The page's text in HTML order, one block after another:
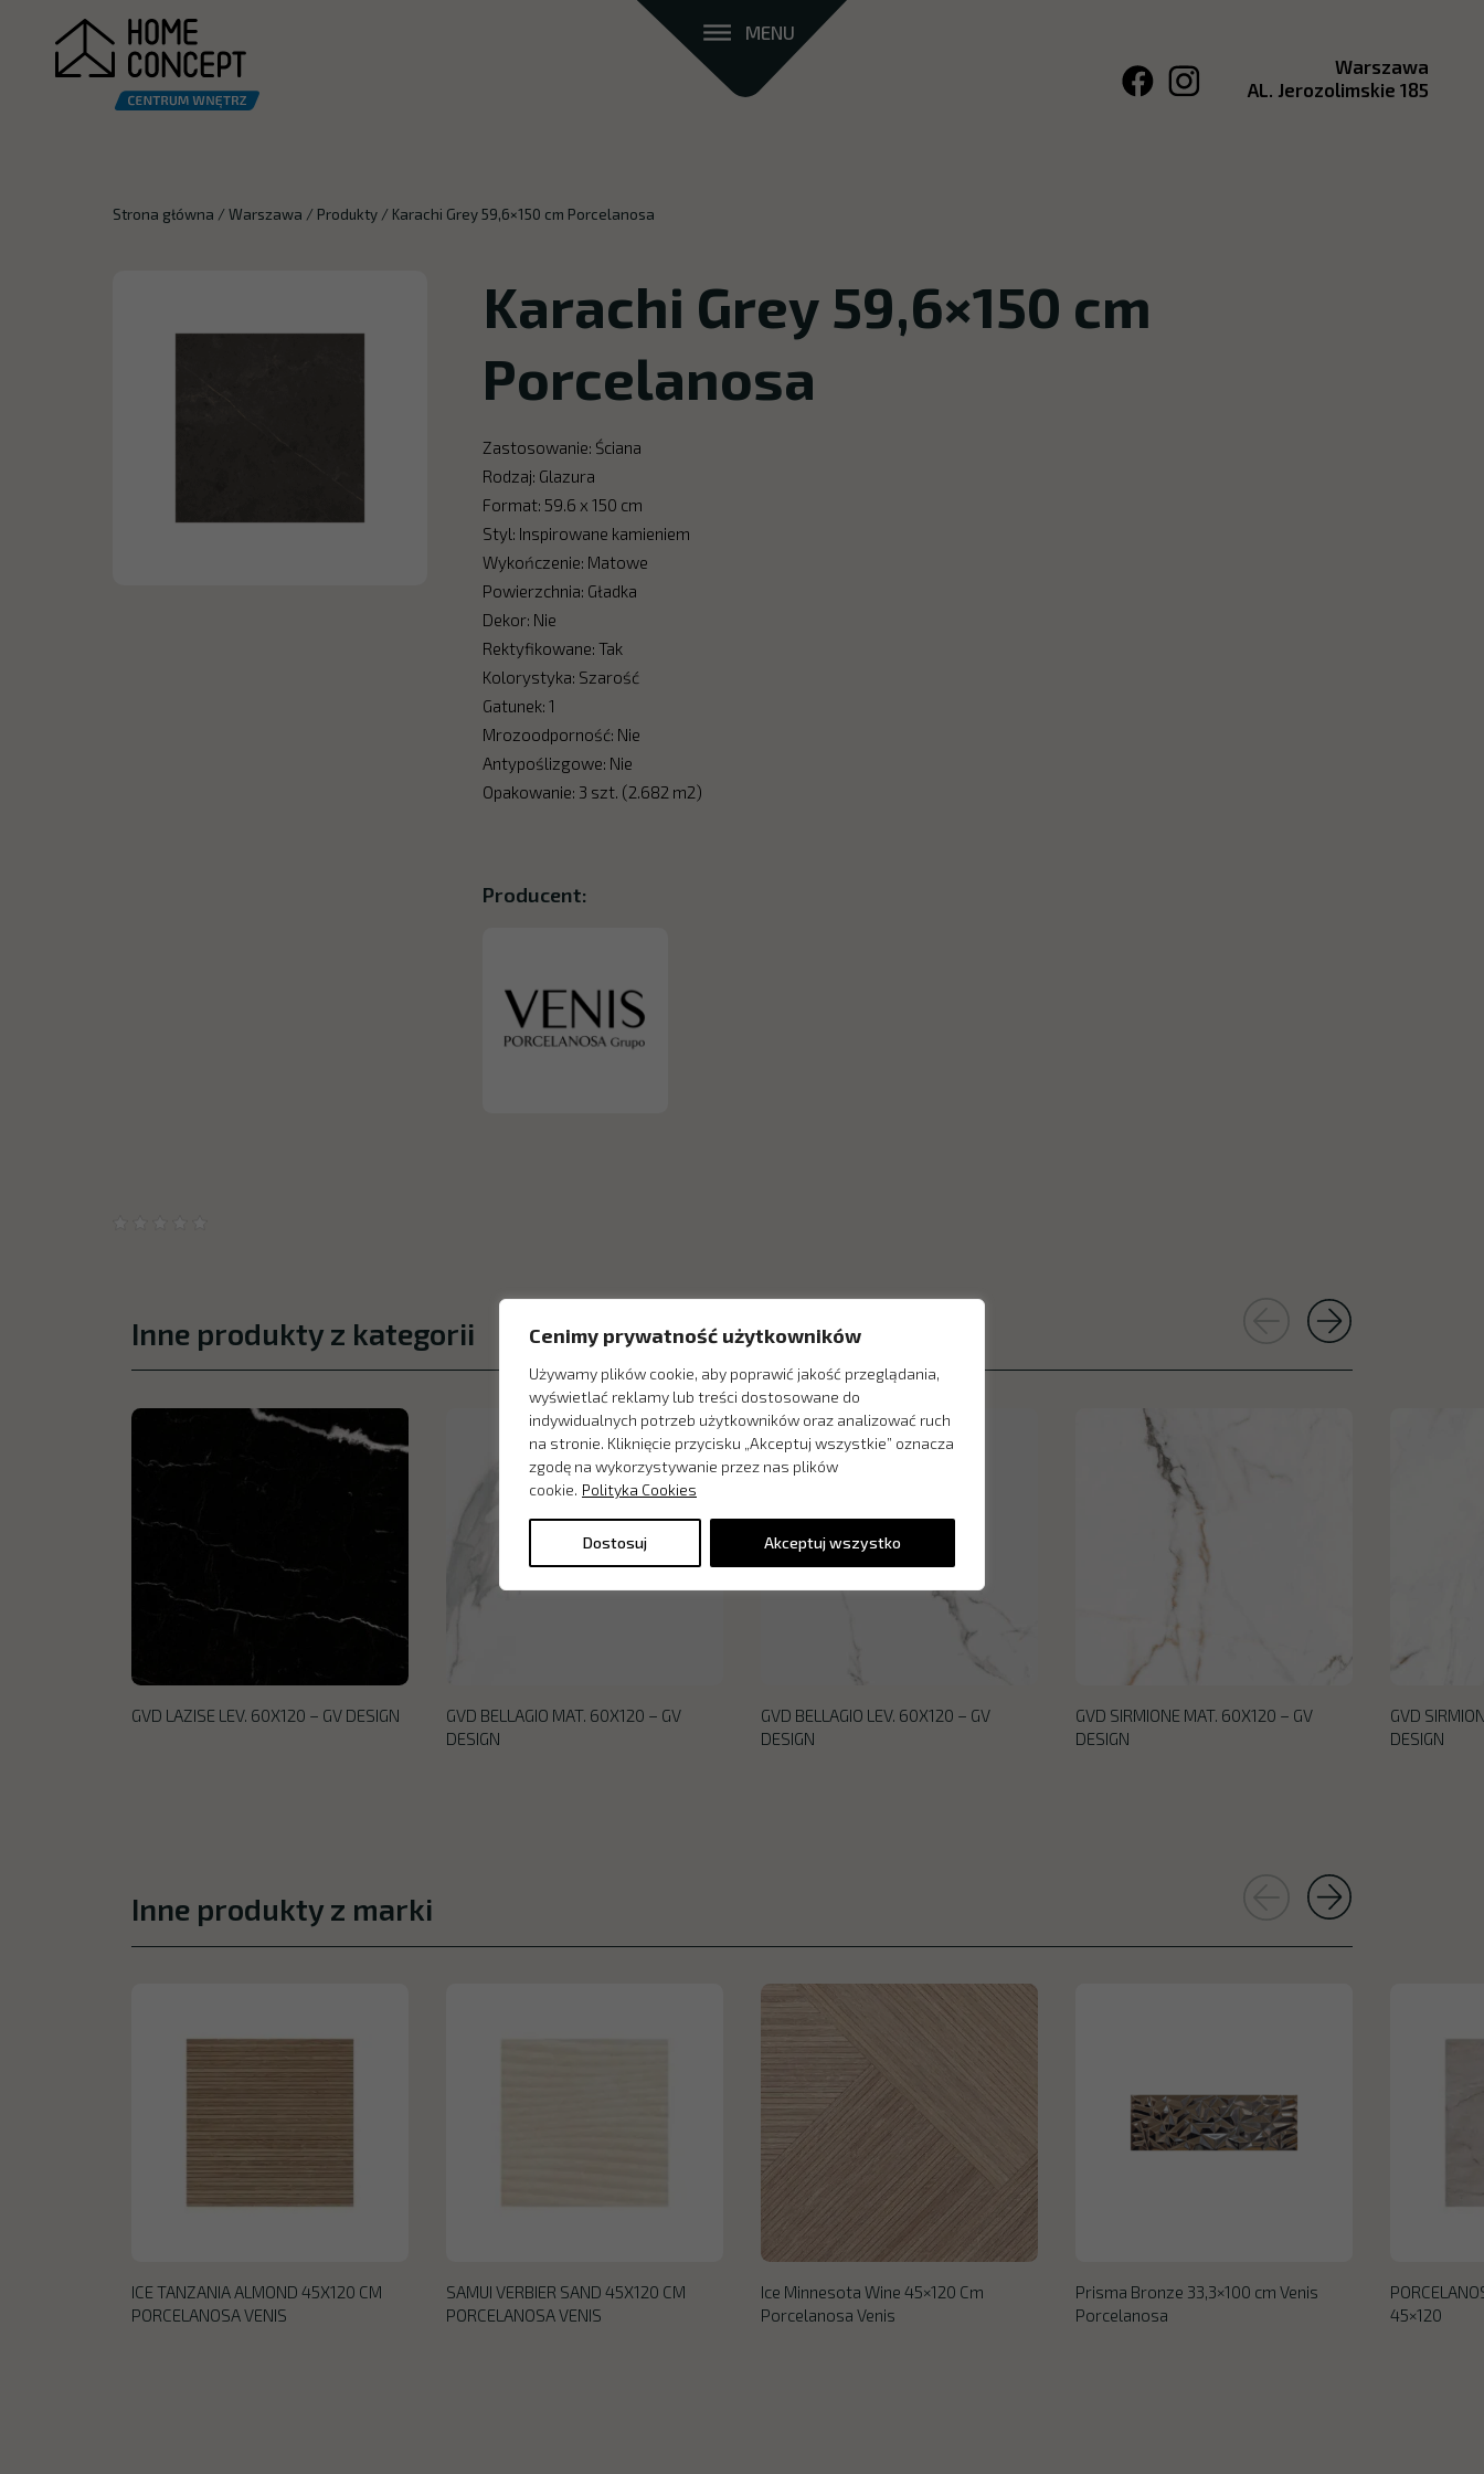
Cenimy prywatność użytkowników
Używamy plików cookie, aby poprawić jakość przeglądania,
wyświetlać reklamy lub treści dostosowane do
indywidualnych potrzeb użytkowników oraz analizować ruch
na stronie. Kliknięcie przycisku „Akceptuj wszystkie” oznacza
zgodę na wykorzystywanie przez nas plików
cookie. Polityka Cookies
Dostosuj Akceptuj wszystko
MENU
Warszawa
AL. Jerozolimskie 185
Strona główna /Warszawa /Produkty / Karachi Grey 59,6×150 cm Porcelanosa
Karachi Grey 59,6×150 cm
Porcelanosa
Zastosowanie: Ściana
Rodzaj: Glazura
Format: 59.6 x 150 cm
Styl: Inspirowane kamieniem
Wykończenie: Matowe
Powierzchnia: Gładka
Dekor: Nie
Rektyfikowane: Tak
Kolorystyka: Szarość
Gatunek: 1
Mrozoodporność: Nie
Antypoślizgowe: Nie
Opakowanie: 3 szt. (2.682 m2)
Producent:
Inne produkty z kategorii
GVD LAZISE LEV. 60X120 – GV DESIGN
GVD BELLAGIO MAT. 60X120 – GV
DESIGN
GVD BELLAGIO LEV. 60X120 – GV
DESIGN
GVD SIRMIONE MAT. 60X120 – GV
DESIGN
GVD
DESIGN
Inne produkty z marki
ICE TANZANIA ALMOND 45X120 CM
PORCELANOSA VENIS
SAMUI VERBIER SAND 45X120 CM
PORCELANOSA VENIS
Ice Minnesota Wine 45×120 Cm
Porcelanosa Venis
Prisma Bronze 33,3×100 cm Venis
Porcelanosa
45×120